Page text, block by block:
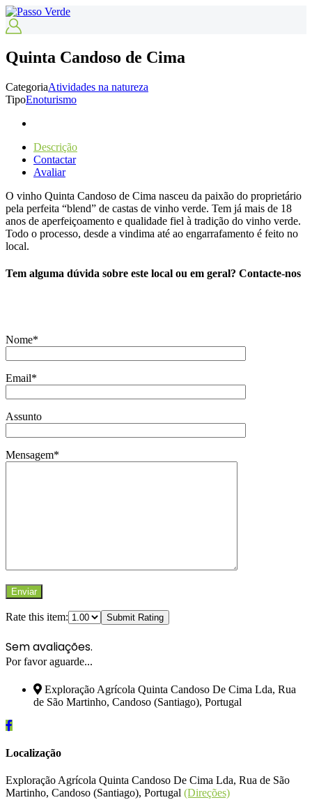
Quinta Candoso de Cima
CategoriaAtividades na natureza
TipoEnoturismo
Descrição
Contactar
Avaliar
O vinho Quinta Candoso de Cima nasceu da paixão do proprietário
pela perfeita “blend” de castas de vinho verde. Tem já mais de 18
anos de aperfeiçoamento e qualidade fiel à tradição do vinho verde.
Todo o processo, desde a vindima até ao engarrafamento é feito no
local.
Tem alguma dúvida sobre este local ou em geral? Contacte-nos
Nome*
Email*
Assunto
Mensagem*
Rate this item: Submit Rating
Sem avaliações.
Por favor aguarde...
Exploração Agrícola Quinta Candoso De Cima Lda, Rua
de São Martinho, Candoso (Santiago), Portugal
Localização
Exploração Agrícola Quinta Candoso De Cima Lda, Rua de São
Martinho, Candoso (Santiago), Portugal (Direções)